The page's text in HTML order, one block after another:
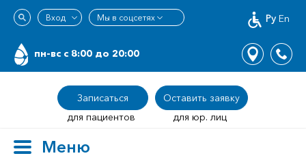
Ру En
пн-вс c 8:00 до 20:00
Записаться
Оставить заявку
для пациентов
для юр. лиц
ToggleМеню